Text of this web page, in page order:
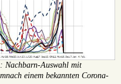
Nachbarn-Auswahl mit
einem bekannten Corona-